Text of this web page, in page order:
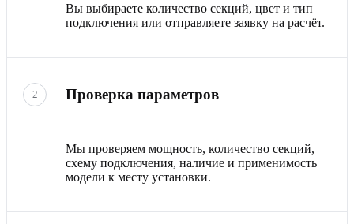
Вы выбираете количество секций, цвет и тип
подключения или отправляете заявку на расчёт.
2 Проверка параметров
Мы проверяем мощность, количество секций,
схему подключения, наличие и применимость
модели к месту установки.